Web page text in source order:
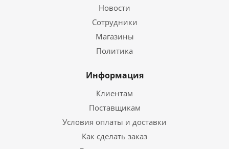
Новости
Сотрудники
Магазины
Политика
Информация
Клиентам
Поставщикам
Условия оплаты и доставки
Как сделать заказ